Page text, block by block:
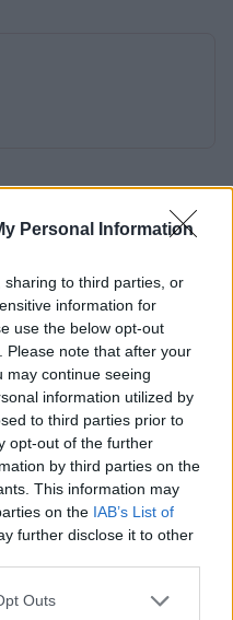
Personal Information
to third parties, or
information for
use the below opt-out
Please note that after your
may continue seeing
information utilized by
to third parties prior to
opt-out of the further
by third parties on the
This information may
on the IAB’s List of
further disclose it to other
uses one or more Google
Outs